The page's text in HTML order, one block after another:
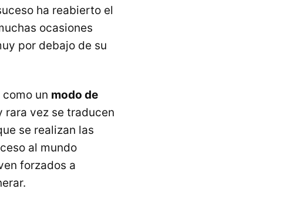
ha reabierto el
ocasiones
por debajo de su
un modo de
rara vez se traducen
se realizan las
al mundo
forzados a